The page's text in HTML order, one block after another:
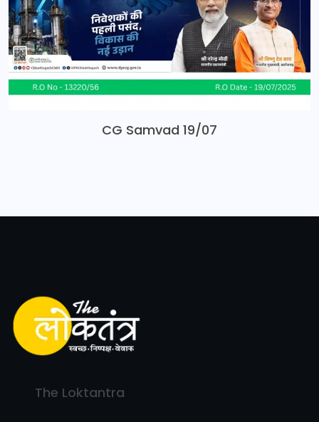
CG Samvad 19/07
The Loktantra